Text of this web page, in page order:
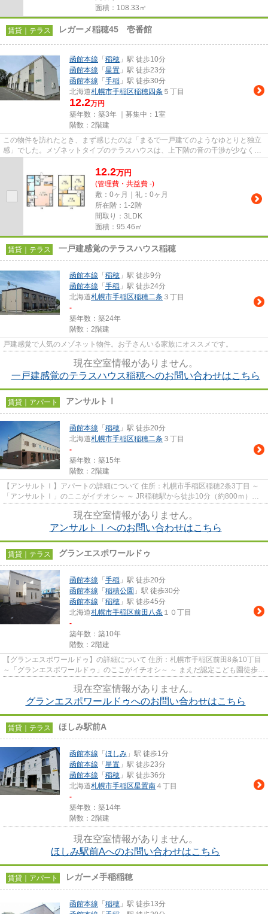
面積：108.33㎡
賃貸｜テラス レガーメ稲穂45 壱番館
函館本線 「 稲穂 」駅 徒歩10分
函館本線 「 星置 」駅 徒歩23分
函館本線 「 手稲 」駅 徒歩30分
北海道札幌市手稲区稲穂四条 ５丁目
12.2万円
築年数：築3年 ｜募集中： 1室
階数：2階建
この物件を訪れたとき、まず感じたのは「まるで一戸建てのようなゆとりと独立
感」でした。メゾネットタイプのテラスハウスは、上下階の音の干渉が少なく、
12.2万円
(管理費・共益費 -)
敷：0ヶ月｜礼：0ヶ月
所在階：1-2階
間取り：3LDK
面積：95.46㎡
賃貸｜テラス 一戸建感覚のテラスハウス稲穂
函館本線 「 稲穂 」駅 徒歩9分
函館本線 「 手稲 」駅 徒歩24分
北海道札幌市手稲区稲穂二条 ３丁目
-
築年数：築24年
階数：2階建
戸建感覚で人気のメゾネット物件。お子さんいる家族にオススメです。
現在空室情報がありません。
一戸建感覚のテラスハウス稲穂へのお問い合わせはこちら
賃貸｜アパート アンサルトⅠ
函館本線 「 稲穂 」駅 徒歩20分
北海道札幌市手稲区稲穂二条 ３丁目
-
築年数：築15年
階数：2階建
【アンサルトⅠ】アパートの詳細について 住所：札幌市手稲区稲穂2条3丁目 ～
「アンサルトⅠ」のここがイチオシ～ ～ JR稲穂駅から徒歩10分（約800ｍ）、
現在空室情報がありません。
アンサルトⅠへのお問い合わせはこちら
賃貸｜テラス グランエスポワールドゥ
函館本線 「 手稲 」駅 徒歩20分
函館本線 「 稲積公園 」駅 徒歩30分
函館本線 「 稲穂 」駅 徒歩45分
北海道札幌市手稲区前田八条 １０丁目
-
築年数：築10年
階数：2階建
【グランエスポワールドゥ】の詳細について 住所：札幌市手稲区前田8条10丁目
～「グランエスポワールドゥ」のここがイチオシ～ ～ まえだ認定こども園徒歩
現在空室情報がありません。
グランエスポワールドゥへのお問い合わせはこちら
賃貸｜テラス ほしみ駅前A
函館本線 「 ほしみ 」駅 徒歩1分
函館本線 「 星置 」駅 徒歩23分
函館本線 「 稲穂 」駅 徒歩36分
北海道札幌市手稲区星置南 ４丁目
-
築年数：築14年
階数：2階建
現在空室情報がありません。
ほしみ駅前Aへのお問い合わせはこちら
賃貸｜アパート レガーメ手稲稲穂
函館本線 「 稲穂 」駅 徒歩13分